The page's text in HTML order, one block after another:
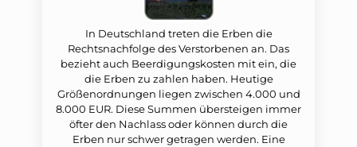
In Deutschland treten die Erben die
Rechtsnachfolge des Verstorbenen an. Das
bezieht auch Beerdigungskosten mit ein, die
die Erben zu zahlen haben. Heutige
Größenordnungen liegen zwischen 4.000 und
8.000 EUR. Diese Summen übersteigen immer
öfter den Nachlass oder können durch die
Erben nur schwer getragen werden. Eine